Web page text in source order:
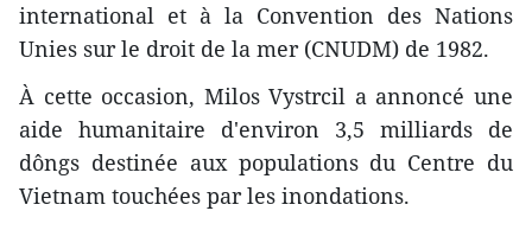
international et à la Convention des Nations
Unies sur le droit de la mer (CNUDM) de 1982.
À cette occasion, Milos Vystrcil a annoncé une
aide humanitaire d'environ 3,5 milliards de
dôngs destinée aux populations du Centre du
Vietnam touchées par les inondations.